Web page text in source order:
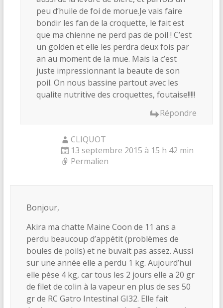
peu d’huile de foi de morue.Je vais faire
bondir les fan de la croquette, le fait est
que ma chienne ne perd pas de poil ! C’est
un golden et elle les perdra deux fois par
an au moment de la mue. Mais la c’est
juste impressionnant la beaute de son
poil. On nous bassine partout avec les
qualite nutritive des croquettes, foutaise!!!!!
Répondre
CLIQUOT
13 septembre 2015 à 15 h 42 min
Permalien
Bonjour,
Akira ma chatte Maine Coon de 11 ans a
perdu beaucoup d’appétit (problèmes de
boules de poils) et ne buvait pas assez. Aussi
sur une année elle a perdu 1 kg. Aujourd’hui
elle pèse 4 kg, car tous les 2 jours elle a 20 gr
de filet de colin à la vapeur en plus de ses 50
gr de RC Gatro Intestinal GI32. Elle fait